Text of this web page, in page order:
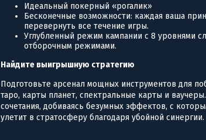
Идеальный покерный «рогалик»
Бесконечные возможности: каждая ваша
перевернуть все течение игры.
Углубленный режим кампании с 8 уровнями
отборочным режимами.
Найдите выигрышную стратегию
Подготовьте арсенал мощных инструментов для
таро, карты планет, спектральные карты и
сочетания, добиваясь безумных эффектов, с
улетит в стратосферу благодаря убойной синергии.